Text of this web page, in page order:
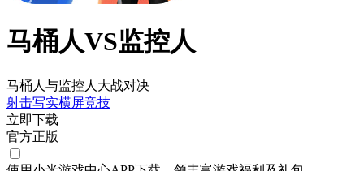
马桶人VS监控人
马桶人与监控人大战对决
射击写实横屏竞技
立即下载
官方正版